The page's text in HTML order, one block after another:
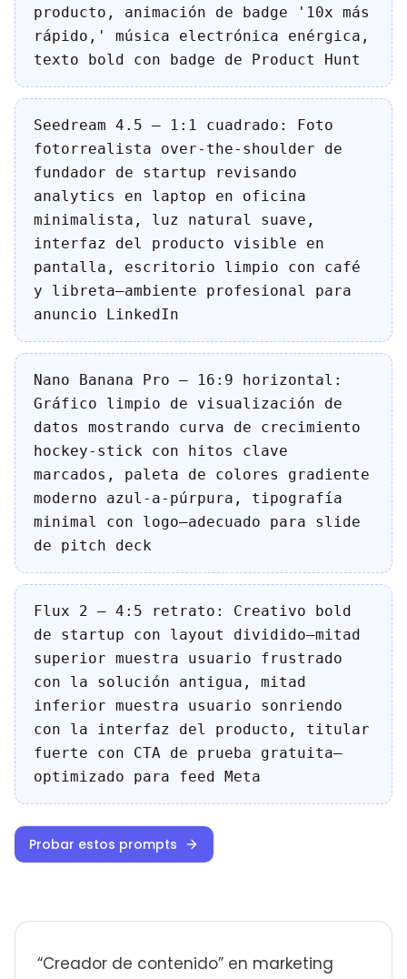
producto, animación de badge '10x más
rápido,' música electrónica enérgica,
texto bold con badge de Product Hunt
Seedream 4.5 — 1:1 cuadrado: Foto
fotorrealista over-the-shoulder de
fundador de startup revisando
analytics en laptop en oficina
minimalista, luz natural suave,
interfaz del producto visible en
pantalla, escritorio limpio con café
y libreta—ambiente profesional para
anuncio LinkedIn
Nano Banana Pro — 16:9 horizontal:
Gráfico limpio de visualización de
datos mostrando curva de crecimiento
hockey-stick con hitos clave
marcados, paleta de colores gradiente
moderno azul-a-púrpura, tipografía
minimal con logo—adecuado para slide
de pitch deck
Flux 2 — 4:5 retrato: Creativo bold
de startup con layout dividido—mitad
superior muestra usuario frustrado
con la solución antigua, mitad
inferior muestra usuario sonriendo
con la interfaz del producto, titular
fuerte con CTA de prueba gratuita—
optimizado para feed Meta
Probar estos prompts
“Creador de contenido” en marketing